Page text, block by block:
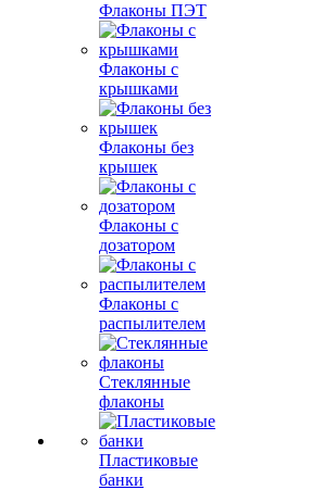
Флаконы ПЭТ
Флаконы с
крышками
Флаконы без
крышек
Флаконы с
дозатором
Флаконы с
распылителем
Стеклянные
флаконы
Пластиковые
банки